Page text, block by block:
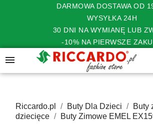
DARMOWA DOSTAWA OD
WYSYŁKA 24H
30 DNI NA WYMIANĘ LUB
-10% NA PIERWSZE

Riccardo.pl Buty Dla Dzieci
Buty
dziecięce
Buty Zimowe EMEL